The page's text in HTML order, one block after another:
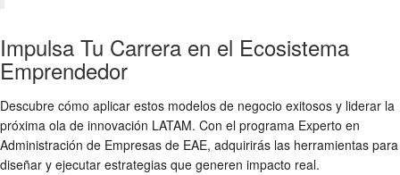
Impulsa Tu Carrera en el Ecosistema
Emprendedor
Descubre cómo aplicar estos modelos de negocio exitosos y liderar la
próxima ola de innovación LATAM. Con el programa Experto en
Administración de Empresas de EAE, adquirirás las herramientas para
diseñar y ejecutar estrategias que generen impacto real.